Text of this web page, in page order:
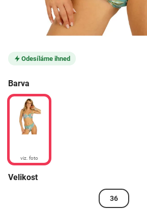
Odesíláme ihned
Barva
viz. foto
Velikost
36